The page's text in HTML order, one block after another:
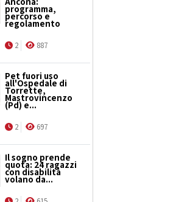
programma,
percorso e
regolamento
2 887
Pet fuori uso
all'Ospedale di
Torrette,
Mastrovincenzo
(Pd) e...
2 697
Il sogno prende
quota: 24 ragazzi
con disabilità
volano da...